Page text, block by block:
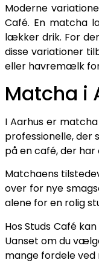
Moderne
Café. En matcha
lækker drik. For
disse variationer
eller havremælk
Matcha i
I Aarhus er
professionelle, der
på en café, der
Matchaens
over for nye
alene for en rolig
Hos Studs Café
Uanset om du
mange fordele ved